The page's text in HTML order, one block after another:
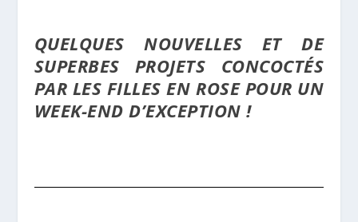
QUELQUES NOUVELLES ET DE
SUPERBES PROJETS CONCOCTÉS
PAR LES FILLES EN ROSE POUR UN
WEEK-END D’EXCEPTION !